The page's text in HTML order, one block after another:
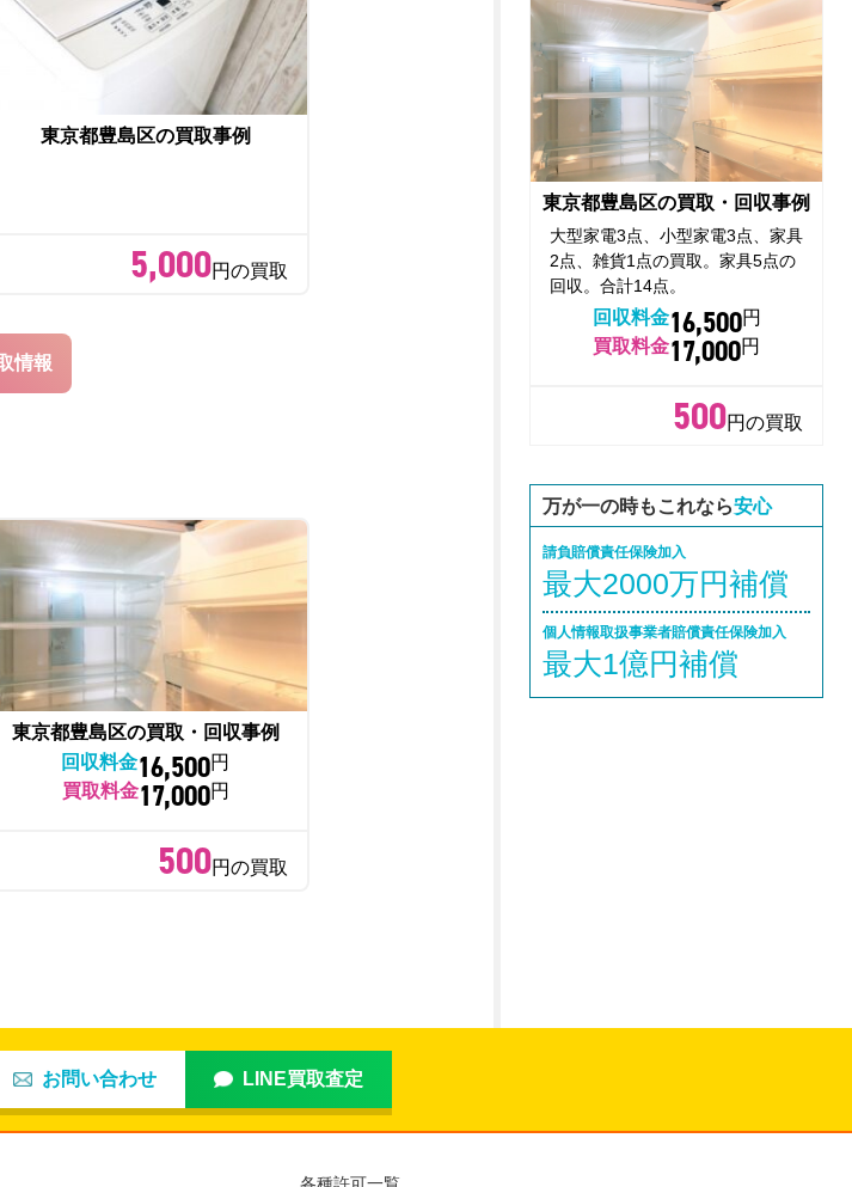
東京都豊島区の買取事例
5,000円の買取
情報
東京都豊島区の買取・回収事例
回収料金16,500円
買取料金17,000円
500円の買取
東京都豊島区の買取・回収事例
大型家電3点、小型家電3点、家具
2点、雑貨1点の買取。家具5点の
回収。合計14点。
回収料金16,500円
買取料金17,000円
500円の買取
万が一の時もこれなら安心
請負賠償責任保険加入
最大2000万円補償
個人情報取扱事業者賠償責任保険加入
最大1億円補償
お問い合わせ LINE買取査定
各種許可一覧